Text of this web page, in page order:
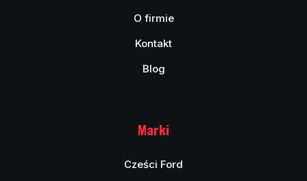
O firmie
Kontakt
Blog
Marki
Cześci Ford